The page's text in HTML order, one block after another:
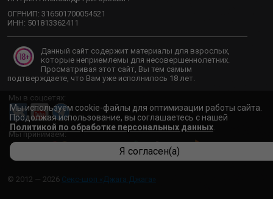
ОГРНИП: 316501700054521
ИНН: 501813362411
Данный сайт содержит материалы для взрослых,
которые неприемлемы для несовершеннолетних.
Просматривая этот сайт, Вы тем самым
подтверждаете, что Вам уже исполнилось 18 лет.
Мы в соцсетях:
Мы принимаем:
© 2012 — 2026 Секс-шоп «Джага Джага»
Мы используем cookie-файлы для оптимизации работы сайта.
Продолжая использование, вы соглашаетесь с нашей
Политикой по обработке персональных данных
Я согласен(а)